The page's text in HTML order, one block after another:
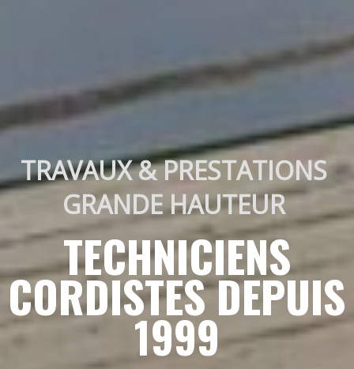
TRAVAUX & PRESTATIONS
GRANDE HAUTEUR
TECHNICIENS
CORDISTES DEPUIS
1999